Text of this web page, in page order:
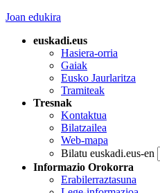
Joan edukira
euskadi.eus
Hasiera-orria
Gaiak
Eusko Jaurlaritza
Tramiteak
Tresnak
Kontaktua
Bilatzailea
Web-mapa
Bilatu euskadi.eus-en
Informazio Orokorra
Erabilerraztasuna